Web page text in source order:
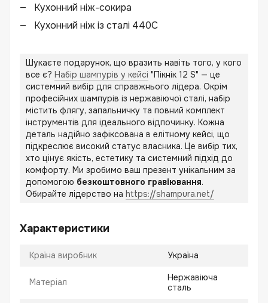
Кухонний ніж-сокира
Кухонний ніж із сталі 440С
Шукаєте подарунок, що вразить навіть того, у кого
все є? Набір шампурів у кейсі "Пікнік 12 S" — це
системний вибір для справжнього лідера. Окрім
професійних шампурів із нержавіючої сталі, набір
містить флягу, запальничку та повний комплект
інструментів для ідеального відпочинку. Кожна
деталь надійно зафіксована в елітному кейсі, що
підкреслює високий статус власника. Це вибір тих,
хто цінує якість, естетику та системний підхід до
комфорту. Ми зробимо ваш презент унікальним за
допомогою безкоштовного гравіювання.
Обирайте лідерство на https://shampura.net/
Характеристики
Країна виробник Україна
Матеріал
Нержавіюча
сталь